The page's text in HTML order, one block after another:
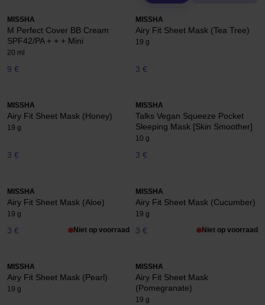
MISSHA
M Perfect Cover BB Cream
SPF42/PA + + + Mini
20 ml
9 €
MISSHA
Airy Fit Sheet Mask (Tea Tree)
19 g
3 €
MISSHA
Airy Fit Sheet Mask (Honey)
19 g
3 €
MISSHA
Talks Vegan Squeeze Pocket
Sleeping Mask [Skin Smoother]
10 g
3 €
MISSHA
Airy Fit Sheet Mask (Aloe)
19 g
3 € Niet op voorraad
MISSHA
Airy Fit Sheet Mask (Cucumber)
19 g
3 € Niet op voorraad
MISSHA
Airy Fit Sheet Mask (Pearl)
19 g
MISSHA
Airy Fit Sheet Mask
(Pomegranate)
19 g